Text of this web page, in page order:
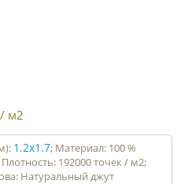
м2
1.2x1.7; Материал: 100 %
192000 точек / м2;
Натуральный джут